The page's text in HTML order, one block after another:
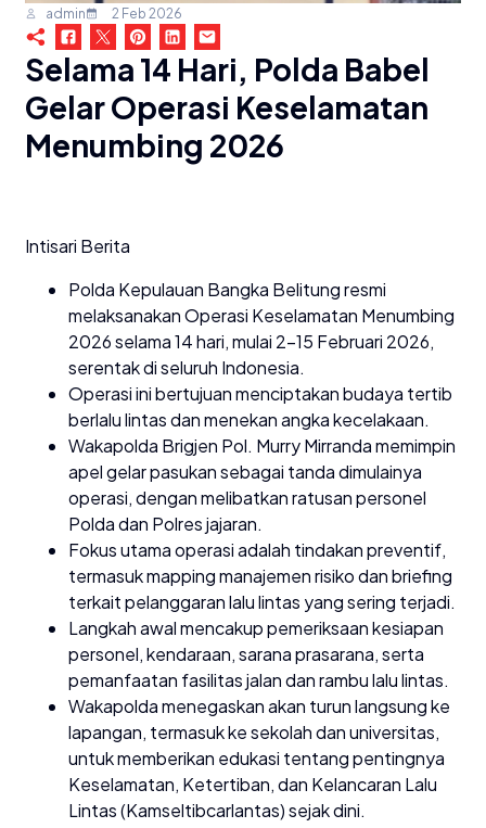
admin 2 Feb 2026
Selama 14 Hari, Polda Babel
Gelar Operasi Keselamatan
Menumbing 2026
Intisari Berita
Polda Kepulauan Bangka Belitung resmi
melaksanakan Operasi Keselamatan Menumbing
2026 selama 14 hari, mulai 2–15 Februari 2026,
serentak di seluruh Indonesia.
Operasi ini bertujuan menciptakan budaya tertib
berlalu lintas dan menekan angka kecelakaan.
Wakapolda Brigjen Pol. Murry Mirranda memimpin
apel gelar pasukan sebagai tanda dimulainya
operasi, dengan melibatkan ratusan personel
Polda dan Polres jajaran.
Fokus utama operasi adalah tindakan preventif,
termasuk mapping manajemen risiko dan briefing
terkait pelanggaran lalu lintas yang sering terjadi.
Langkah awal mencakup pemeriksaan kesiapan
personel, kendaraan, sarana prasarana, serta
pemanfaatan fasilitas jalan dan rambu lalu lintas.
Wakapolda menegaskan akan turun langsung ke
lapangan, termasuk ke sekolah dan universitas,
untuk memberikan edukasi tentang pentingnya
Keselamatan, Ketertiban, dan Kelancaran Lalu
Lintas (Kamseltibcarlantas) sejak dini.